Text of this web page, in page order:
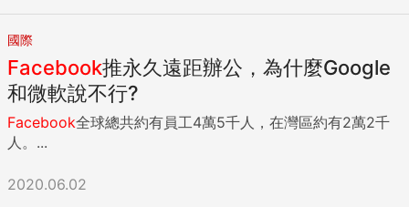
國際
Facebook推永久遠距辦公，為什麼Google
和微軟說不行?
Facebook全球總共約有員工4萬5千人，在灣區約有2萬2千
人。...
2020.06.02